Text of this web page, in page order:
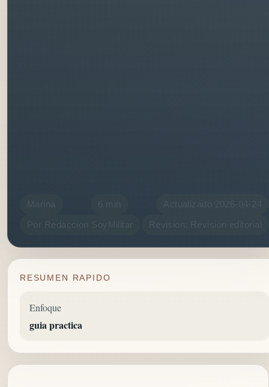
Marina
Por Redaccion SoyMilitar Revision: Revision editorial
RESUMEN RAPIDO
Enfoque
guia practica